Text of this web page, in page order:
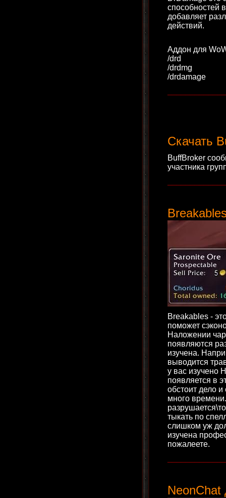
способностей
добавляет
действий.
Аддон для
/drd
/drdmg
/drdamage
Скачать
BuffBroker
участника
Breakables -
поможет
Наложении
появляются
изучена.
выводится
у вас изучено
появляется в
обстоит дело
много
тыкать по
слишком уж
изучена
пожалеете.